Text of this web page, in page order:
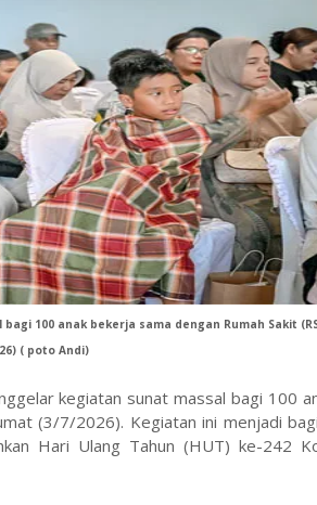
100 anak bekerja sama dengan Rumah Sakit
( poto Andi)
kegiatan sunat massal bagi 100
(3/7/2026). Kegiatan ini menjadi
Hari Ulang Tahun (HUT) ke-242